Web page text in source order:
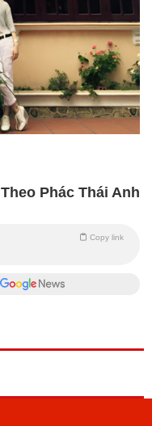
Theo Phác Thái Anh
Copy link